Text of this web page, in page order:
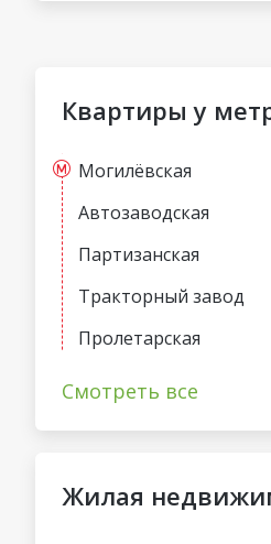
Квартиры у
Могилёвская
Автозаводская
Партизанская
Тракторный завод
Пролетарская
Смотреть все
Жилая